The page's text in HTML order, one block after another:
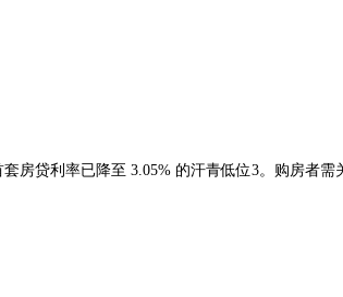
房贷利率已降至 3.05% 的汗青低位3。购房者